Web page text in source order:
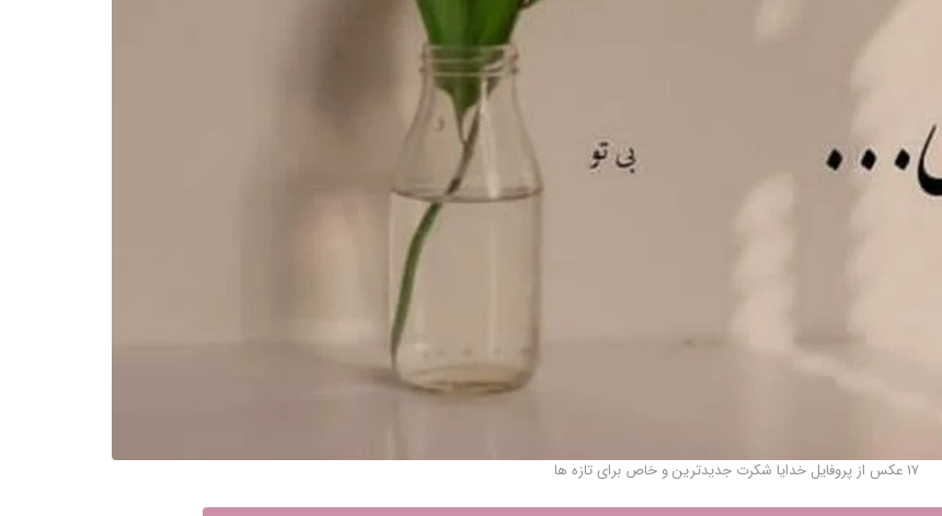
17 عکس از پروفایل خدایا شکرت جدیدترین و خاص برای تازه ها